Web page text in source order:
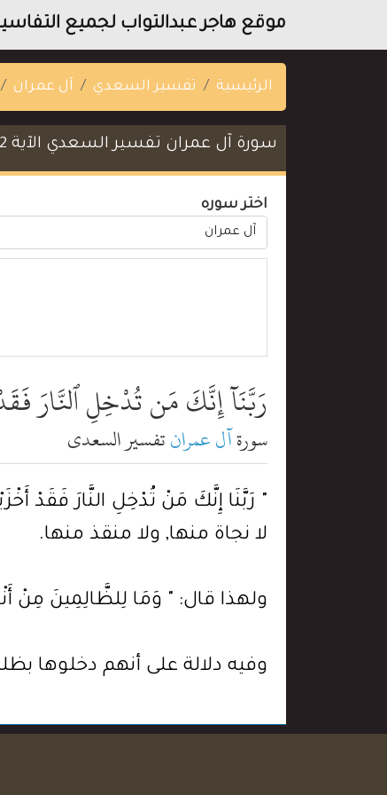
موقع هاجر عبدالتواب لجميع التفاسير
الرئيسية تفسير السعدي آل عمران
سورة آل عمران تفسير السعدي الآية 192
اختر سوره
رَبَّنَآ إِنَّكَ مَن تُدْخِلِ ٱلنَّارَ
سورةآل عمرانتفسير السعدي
" رَبَّنَا إِنَّكَ مَنْ تُدْخِلِ النَّارَ فَقَدْ
لا نجاة منها, ولا منقذ منها.
ولهذا قال: " وَمَا لِلظَّالِمِينَ مِنْ
وفيه دلالة على أنهم دخلوها